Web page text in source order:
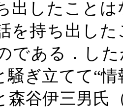
出したこと
を持ち出し
である．し
騒ぎ立てて“
森谷伊三男氏